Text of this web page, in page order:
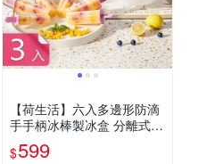
【荷生活】六入多邊形防滴
手手柄冰棒製冰盒 分離式帶
儲冰桶冰棒模具盒-3入組
$599